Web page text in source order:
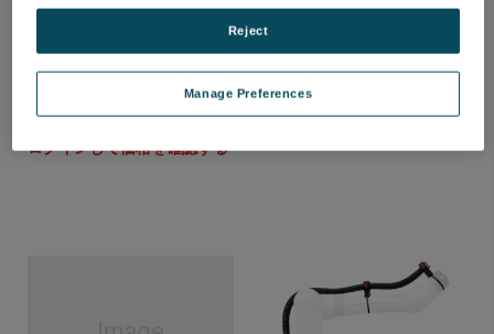
き・16m）— HandySCAN
Go!SCAN SPARK、Peel
3、MetraSCAN 750 / 350、
品番: ACC-CRE-CSR16
ログインして価格を確認する
BLACK-R (4th Gen..)
品番: ACC-MTR-CAU16R
ログインして価格を確認する
Manage Preferences
Reject